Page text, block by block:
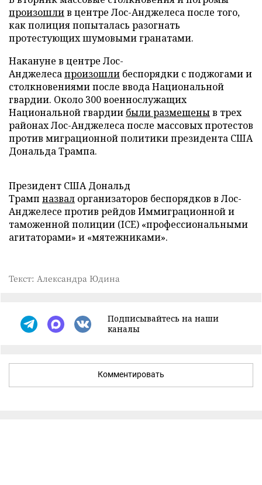
произошлив центре Лос-Анджелеса после того,
как полиция попыталась разогнать
протестующих шумовыми гранатами.
Накануне в центре Лос-
Анджелесапроизошли беспорядки с поджогами и
столкновениями после ввода Национальной
гвардии. Около 300 военнослужащих
Национальной гвардии были размещеныв трех
районах Лос-Анджелеса после массовых протестов
против миграционной политики президента США
Дональда Трампа.
Президент США Дональд
Трамп назвал организаторов беспорядков в Лос-
Анджелесе против рейдов Иммиграционной и
таможенной полиции (ICE) «профессиональными
агитаторами» и «мятежниками».
Текст: Александра Юдина
Подписывайтесь на наши
каналы
Комментировать